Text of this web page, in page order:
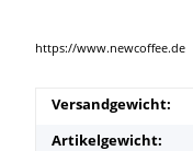
https://www.newcoffee.de
Versandgewicht:
Artikelgewicht: